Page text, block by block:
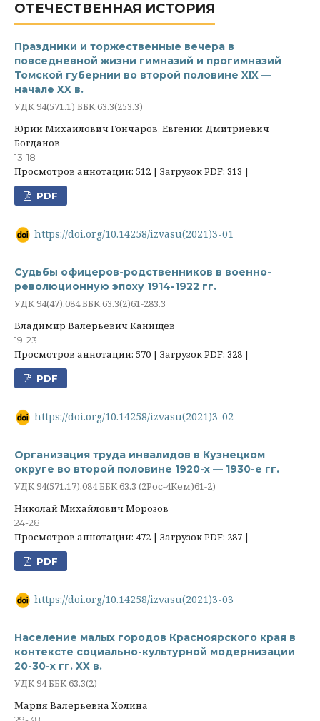
ОТЕЧЕСТВЕННАЯ ИСТОРИЯ
Праздники и торжественные вечера в
повседневной жизни гимназий и прогимназий
Томской губернии во второй половине XIX —
начале XX в.
УДК 94(571.1) ББК 63.3(253.3)
Юрий Михайлович Гончаров, Евгений Дмитриевич
Богданов
13-18
Просмотров аннотации: 512 | Загрузок PDF: 313 |
PDF
https://doi.org/10.14258/izvasu(2021)3-01
Судьбы офицеров-родственников в военно-
революционную эпоху 1914-1922 гг.
УДК 94(47).084 ББК 63.3(2)61-283.3
Владимир Валерьевич Канищев
19-23
Просмотров аннотации: 570 | Загрузок PDF: 328 |
PDF
https://doi.org/10.14258/izvasu(2021)3-02
Организация труда инвалидов в Кузнецком
округе во второй половине 1920-х — 1930-е гг.
УДК 94(571.17).084 ББК 63.3 (2Рос-4Кем)61-2)
Николай Михайлович Морозов
24-28
Просмотров аннотации: 472 | Загрузок PDF: 287 |
PDF
https://doi.org/10.14258/izvasu(2021)3-03
Население малых городов Красноярского края в
контексте социально-культурной модернизации
20-30-х гг. XX в.
УДК 94 ББК 63.3(2)
Мария Валерьевна Холина